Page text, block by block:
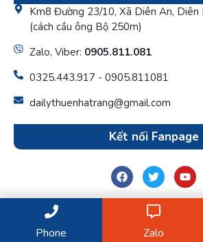
Km8 Đường 23/10, Xã Diên An, Diên
(cách cầu ông Bộ 250m)
Zalo, Viber: 0905.811.081
0325.443.917 - 0905.811081
dailythuenhatrang@gmail.com
Kết nối Fanpage
Phone Zalo
© 2024 Đại lý thuế H.A.T.Thiết kế